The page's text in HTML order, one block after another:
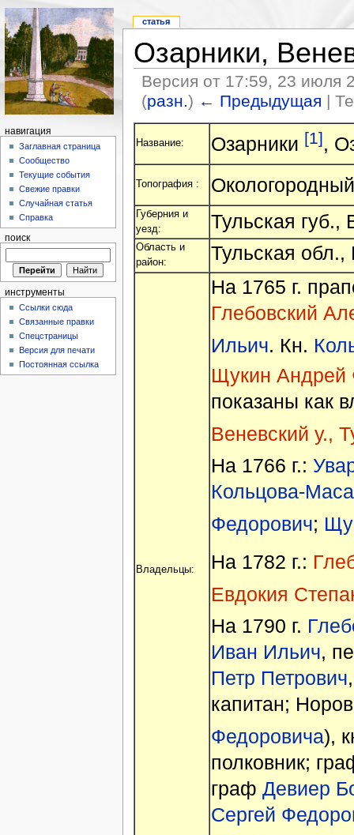
Озарники,
Версия от 17:59, 23 июля
(разн.) ← Предыдущая |
Название: Озарники [1],
Топография :
Губерния и
уезд:
Тульская губ.,
Область и
район:
Тульская обл.,
Владельцы:
На 1765 г.
Глебовский
Ильич. Кн.
Щукин Андрей
показаны как
Веневский у.,
На 1766 г.:
Кольцова-
Федорович;
На 1782 г.:
Евдокия
На 1790 г.
Иван Ильич,
Петр Петрович
капитан;
Федоровича),
полковник;
граф Девиер
Сергей
статья
навигация
Заглавная страница
Сообщество
Текущие события
Свежие правки
Случайная статья
Справка
поиск
инструменты
Ссылки сюда
Связанные правки
Спецстраницы
Версия для печати
Постоянная ссылка